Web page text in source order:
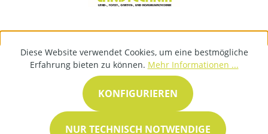
Diese Website verwendet Cookies, um eine bestmögliche
Erfahrung bieten zu können. Mehr Informationen ...
NUR TECHNISCH NOTWENDIGE
KONFIGURIEREN